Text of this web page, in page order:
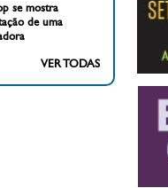
se mostra
de uma
VER TODAS